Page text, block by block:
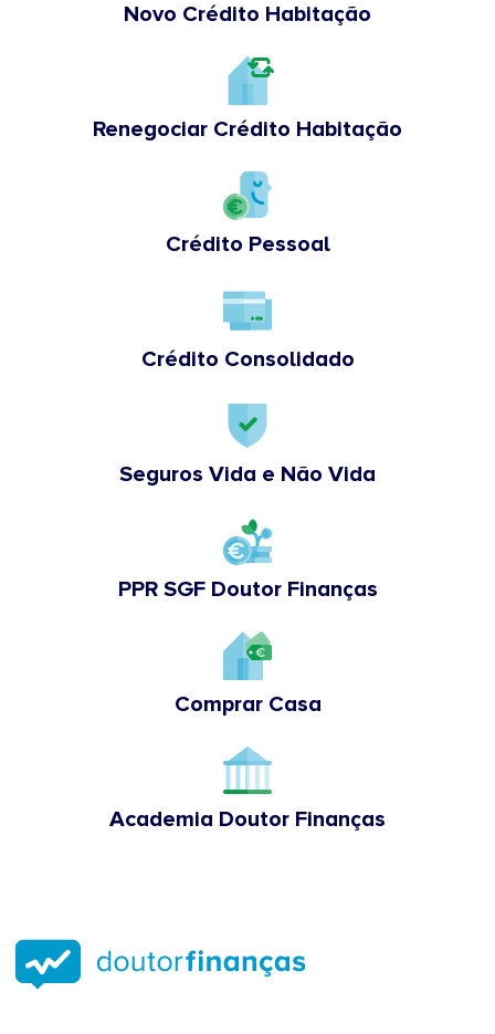
Novo Crédito Habitação
Renegociar Crédito Habitação
Crédito Pessoal
Crédito Consolidado
Seguros Vida e Não Vida
PPR SGF Doutor Finanças
Comprar Casa
Academia Doutor Finanças